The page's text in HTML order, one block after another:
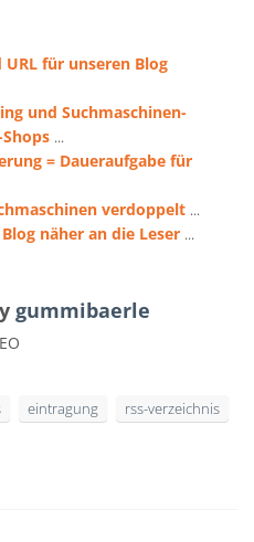
für unseren Blog
und Suchmaschinen-
...
= Daueraufgabe für
verdoppelt ...
näher an die Leser ...
gummibaerle
eintragung
rss-verzeichnis